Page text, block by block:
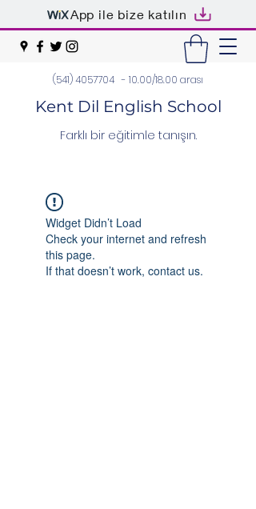
App ile bize katılın
(541) 4057704 - 10.00/18.00 arası
Kent Dil English School
Farklı bir eğitimle tanışın.
Widget Didn’t Load
Check your internet and refresh
this page.
If that doesn’t work, contact us.